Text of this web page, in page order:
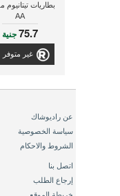
بطاريات تيتانيوم
AA
75.7جنية
غير متوفر
عن راديوشاك
سياسة الخصوصية
الشروط والاحكام
اتصل بنا
إرجاع الطلب